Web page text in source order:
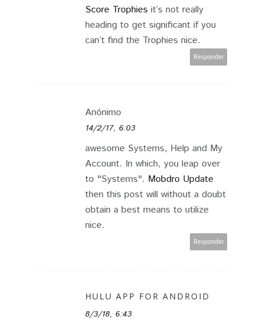
Score Trophies it’s not really
heading to get significant if you
can’t find the Trophies nice.
Responder
Anónimo
14/2/17, 6:03
awesome Systems, Help and My
Account. In which, you leap over
to "Systems". Mobdro Update
then this post will without a doubt
obtain a best means to utilize
nice.
Responder
HULU APP FOR ANDROID
8/3/18, 6:43